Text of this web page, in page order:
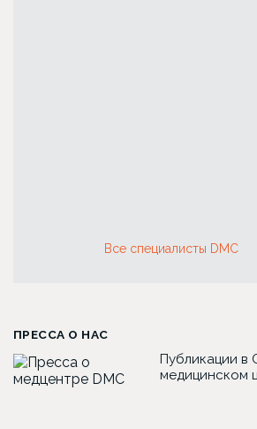
Все специалисты DMC
ПРЕССА О НАС
Публикации
медицинском